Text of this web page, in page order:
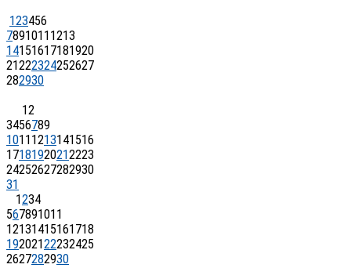
123456
7891011 1213
14151617181920
21222324252627
282930
12
3456789
1011 1213141516
17181920212223
24252627282930
31
1234
567891011
12131415161718
19202122232425
2627282930